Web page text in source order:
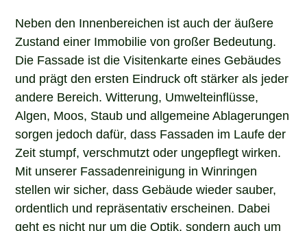
Neben den Innenbereichen ist auch der äußere
Zustand einer Immobilie von großer Bedeutung.
Die Fassade ist die Visitenkarte eines Gebäudes
und prägt den ersten Eindruck oft stärker als jeder
andere Bereich. Witterung, Umwelteinflüsse,
Algen, Moos, Staub und allgemeine Ablagerungen
sorgen jedoch dafür, dass Fassaden im Laufe der
Zeit stumpf, verschmutzt oder ungepflegt wirken.
Mit unserer Fassadenreinigung in Winringen
stellen wir sicher, dass Gebäude wieder sauber,
ordentlich und repräsentativ erscheinen. Dabei
geht es nicht nur um die Optik, sondern auch um